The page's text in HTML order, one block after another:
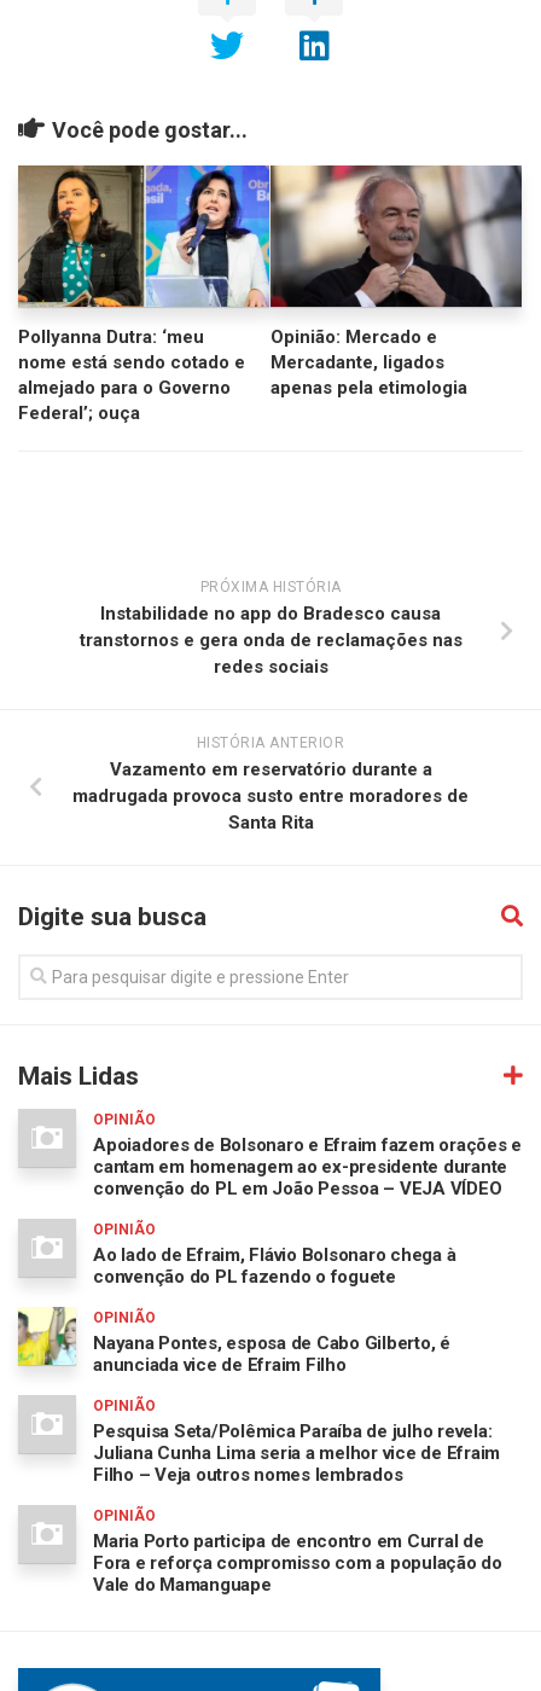
Você pode gostar...
Pollyanna Dutra: ‘meu
nome está sendo cotado e
almejado para o Governo
Federal’; ouça
Opinião: Mercado e
Mercadante, ligados
apenas pela etimologia
PRÓXIMA HISTÓRIA
Instabilidade no app do Bradesco causa
transtornos e gera onda de reclamações nas
redes sociais
HISTÓRIA ANTERIOR
Vazamento em reservatório durante a
madrugada provoca susto entre moradores de
Santa Rita
Digite sua busca
Mais Lidas
OPINIÃO
Apoiadores de Bolsonaro e Efraim fazem orações e
cantam em homenagem ao ex-presidente durante
convenção do PL em João Pessoa – VEJA VÍDEO
OPINIÃO
Ao lado de Efraim, Flávio Bolsonaro chega à
convenção do PL fazendo o foguete
OPINIÃO
Nayana Pontes, esposa de Cabo Gilberto, é
anunciada vice de Efraim Filho
OPINIÃO
Pesquisa Seta/Polêmica Paraíba de julho revela:
Juliana Cunha Lima seria a melhor vice de Efraim
Filho – Veja outros nomes lembrados
OPINIÃO
Maria Porto participa de encontro em Curral de
Fora e reforça compromisso com a população do
Vale do Mamanguape